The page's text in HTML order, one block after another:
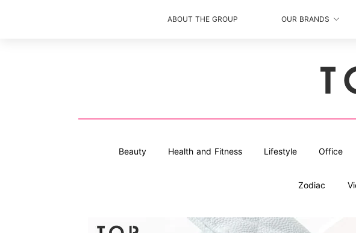
ABOUT THE GROUP OUR BRANDS
Beauty Health and Fitness Lifestyle Office
Zodiac